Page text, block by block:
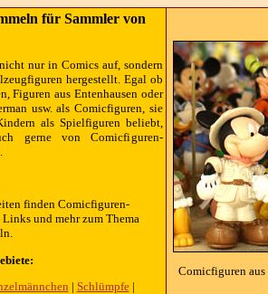
für Sammler von
nur in Comics auf, sondern
hergestellt. Egal ob
Figuren aus Entenhausen oder
usw. als Comicfiguren, sie
als Spielfiguren beliebt,
gerne von Comicfiguren-
finden Comicfiguren-
Links und mehr zum Thema
| Schlümpfe|
Comicfiguren